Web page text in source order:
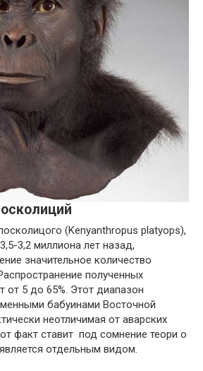
(Kenyanthropus platyops),
3,2 миллиона лет назад,
значительное количество
полученных
от 5 до 65%. Этот диапазон
бабуинами Восточной
неотличимая от аварских
факт ставит под сомнение теори о
отдельным видом.